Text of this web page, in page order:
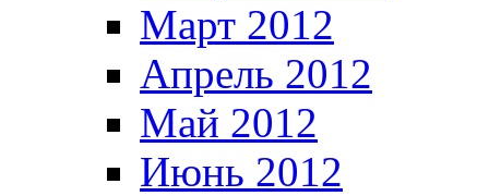
Март 2012
Апрель 2012
Май 2012
Июнь 2012